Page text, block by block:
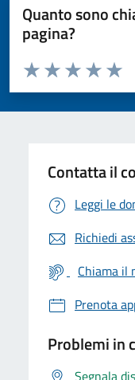
Quanto sono
pagina?
Valuta da 1 a 5 stelle la
Valuta 4
Valuta 3
Valuta 2 stelle
Valuta 1 stelle su 5
Contatta il
Leggi le
Richiedi
Chiama il
Prenota
Problemi in
Segnala